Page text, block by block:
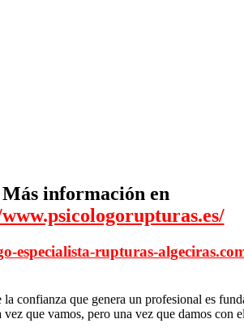
Más información en
especialista-rupturas-
confianza que genera un profesional es
que vamos, pero una vez que damos con